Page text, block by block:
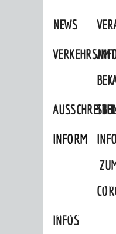
NEWS
INFOS
»
Ortschaften